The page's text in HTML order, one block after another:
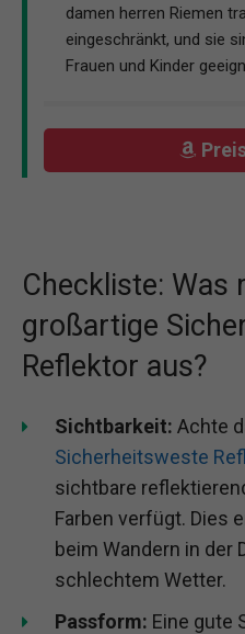
damen herren Riemen
eingeschränkt, und sie
Frauen und Kinder
Checkliste: Was
großartige
Reflektor aus?
Sichtbarkeit: Achte
Sicherheitsweste
sichtbare
Farben verfügt. Dies
beim Wandern in der
schlechtem Wetter.
Passform: Eine gute